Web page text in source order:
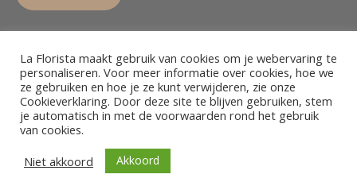
© La Florista. 2022. All Rights Reserved
La Florista maakt gebruik van cookies om je webervaring te
personaliseren. Voor meer informatie over cookies, hoe we
ze gebruiken en hoe je ze kunt verwijderen, zie onze
Cookieverklaring. Door deze site te blijven gebruiken, stem
je automatisch in met de voorwaarden rond het gebruik
van cookies.
Niet akkoord
Akkoord